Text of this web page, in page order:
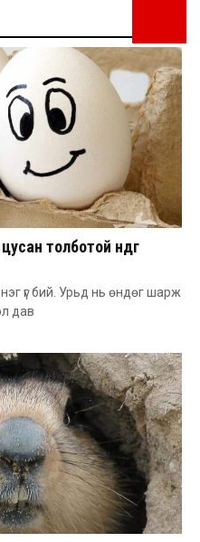
толботой өндөг
нэг үг бий. Урьд нь өндөг шарж
дав